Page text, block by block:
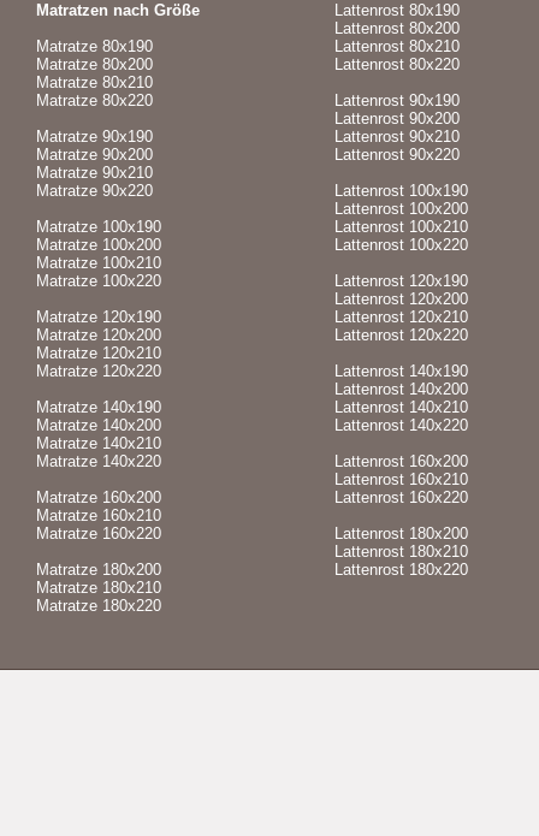
Matratzen nach Größe
Matratze 80x190
Matratze 80x200
Matratze 80x210
Matratze 80x220
Matratze 90x190
Matratze 90x200
Matratze 90x210
Matratze 90x220
Matratze 100x190
Matratze 100x200
Matratze 100x210
Matratze 100x220
Matratze 120x190
Matratze 120x200
Matratze 120x210
Matratze 120x220
Matratze 140x190
Matratze 140x200
Matratze 140x210
Matratze 140x220
Matratze 160x200
Matratze 160x210
Matratze 160x220
Matratze 180x200
Matratze 180x210
Matratze 180x220
Lattenrost 80x190
Lattenrost 80x200
Lattenrost 80x210
Lattenrost 80x220
Lattenrost 90x190
Lattenrost 90x200
Lattenrost 90x210
Lattenrost 90x220
Lattenrost 100x190
Lattenrost 100x200
Lattenrost 100x210
Lattenrost 100x220
Lattenrost 120x190
Lattenrost 120x200
Lattenrost 120x210
Lattenrost 120x220
Lattenrost 140x190
Lattenrost 140x200
Lattenrost 140x210
Lattenrost 140x220
Lattenrost 160x200
Lattenrost 160x210
Lattenrost 160x220
Lattenrost 180x200
Lattenrost 180x210
Lattenrost 180x220